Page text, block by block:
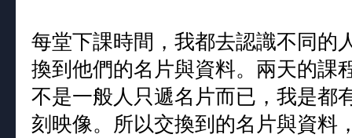
每堂下課時間，我都去認識不同的
換到他們的名片與資料。兩天的課
不是一般人只遞名片而已，我是都
刻映像。所以交換到的名片與資料